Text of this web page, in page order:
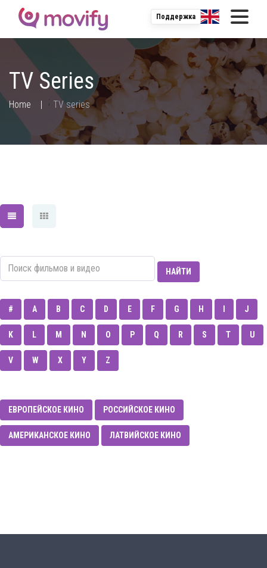
Поддержка
TV Series
Home ; TV series
НАЙТИ
# A B C D E F G H J
K L M N O P Q R S T U
V W X Y Z
ЕВРОПЕЙСКОЕ КИНО РОССИЙСКОЕ КИНО
АМЕРИКАНСКОЕ КИНО ЛАТВИЙСКОЕ КИНО